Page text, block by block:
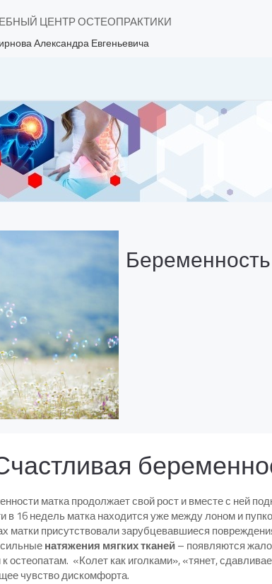
ЦЕНТР ОСТЕОПРАКТИКИ
Александра Евгеньевича
матка продолжает свой рост и вместе с ней
в 16 недель матка находится уже между лоном и
матки присутствовали зарубцевавшиеся
сильныенатяжения мягких тканей– появляются
«Колет как иголками», «тянет,
чувство дискомфорта.